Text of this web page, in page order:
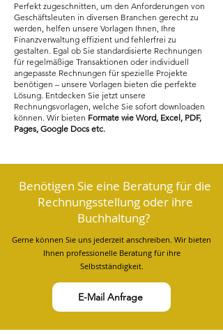
Perfekt zugeschnitten, um den Anforderungen von
Geschäftsleuten in diversen Branchen gerecht zu
werden, helfen unsere Vorlagen Ihnen, Ihre
Finanzverwaltung effizient und fehlerfrei zu
gestalten. Egal ob Sie standardisierte Rechnungen
für regelmäßige Transaktionen oder individuell
angepasste Rechnungen für spezielle Projekte
benötigen – unsere Vorlagen bieten die perfekte
Lösung. Entdecken Sie jetzt unsere
Rechnungsvorlagen, welche Sie sofort downloaden
können. Wir bieten Formate wie Word, Excel, PDF,
Pages, Google Docs etc.
Benötigen Sie eine Beratung für die
Rechnungsstellung oder ihre
Buchhaltung?
Gerne können Sie uns jederzeit anschreiben. Wir bieten
Ihnen professionelle Beratung für ihre
Selbstständigkeit.
E-Mail Anfrage